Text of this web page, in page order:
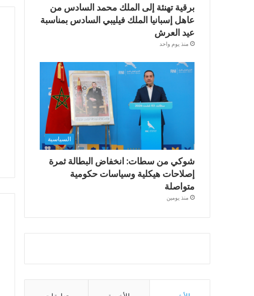
برقية تهنئة إلى الملك محمد السادس من
عاهل إسبانيا الملك فيليبي السادس بمناسبة
عيد العرش
منذ يوم واحد
السياسية
شوكي من سطات: انخفاض البطالة ثمرة
إصلاحات هيكلية وسياسات حكومية
متواصلة
منذ يومين